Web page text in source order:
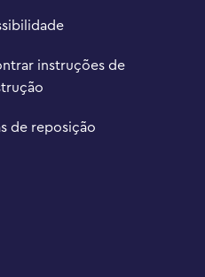
LEGO®
25 cm de
instruções de
de reposição